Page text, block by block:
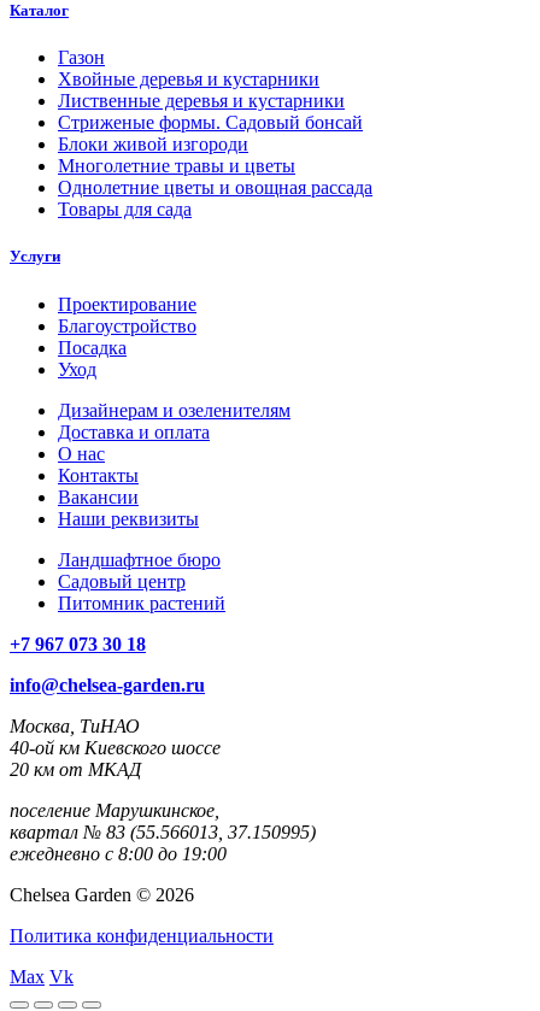
Каталог
Газон
Хвойные деревья и кустарники
Лиственные деревья и кустарники
Стриженые формы. Садовый бонсай
Блоки живой изгороди
Многолетние травы и цветы
Однолетние цветы и овощная рассада
Товары для сада
Услуги
Проектирование
Благоустройство
Посадка
Уход
Дизайнерам и озеленителям
Доставка и оплата
О нас
Контакты
Вакансии
Наши реквизиты
Ландшафтное бюро
Садовый центр
Питомник растений
+7 967 073 30 18
info@chelsea-garden.ru
Москва, ТиНАО
40-ой км Киевского шоссе
20 км от МКАД
поселение Марушкинское,
квартал № 83 (55.566013, 37.150995)
ежедневно с 8:00 до 19:00
Chelsea Garden © 2026
Политика конфиденциальности
Max Vk